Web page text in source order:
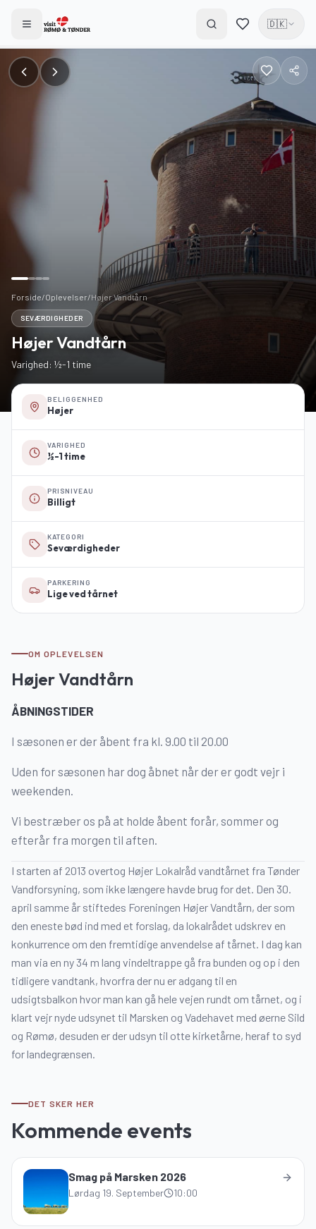
🇩🇰
Forside/Oplevelser/Højer Vandtårn
SEVÆRDIGHEDER
Højer Vandtårn
Varighed: ½-1 time
BELIGGENHED
Højer
VARIGHED
½-1 time
PRISNIVEAU
Billigt
KATEGORI
Seværdigheder
PARKERING
Lige ved tårnet
OM OPLEVELSEN
Højer Vandtårn
ÅBNINGSTIDER
I sæsonen er der åbent fra kl. 9.00 til 20.00
Uden for sæsonen har dog åbnet når der er godt vejr i
weekenden.
Vi bestræber os på at holde åbent forår, sommer og
efterår fra morgen til aften.
I starten af 2013 overtog Højer Lokalråd vandtårnet fra Tønder
Vandforsyning, som ikke længere havde brug for det. Den 30.
april samme år stiftedes Foreningen Højer Vandtårn, der som
den eneste bød ind med et forslag, da lokalrådet udskrev en
konkurrence om den fremtidige anvendelse af tårnet. I dag kan
man via en ny 34 m lang vindeltrappe gå fra bunden og op i den
tidligere vandtank, hvorfra der nu er adgang til en
udsigtsbalkon hvor man kan gå hele vejen rundt om tårnet, og i
klart vejr nyde udsynet til Marsken og Vadehavet med øerne Sild
og Rømø, desuden er der udsyn til otte kirketårne, heraf to syd
for landegrænsen.
DET SKER HER
Kommende events
Smag på Marsken 2026
Lørdag 19. September 10:00